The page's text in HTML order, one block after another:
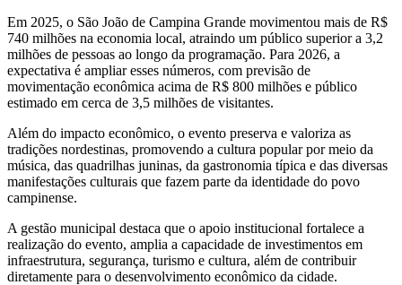
Em 2025, o São João de Campina Grande movimentou mais de R$
740 milhões na economia local, atraindo um público superior a 3,2
milhões de pessoas ao longo da programação. Para 2026, a
expectativa é ampliar esses números, com previsão de
movimentação econômica acima de R$ 800 milhões e público
estimado em cerca de 3,5 milhões de visitantes.
Além do impacto econômico, o evento preserva e valoriza as
tradições nordestinas, promovendo a cultura popular por meio da
música, das quadrilhas juninas, da gastronomia típica e das diversas
manifestações culturais que fazem parte da identidade do povo
campinense.
A gestão municipal destaca que o apoio institucional fortalece a
realização do evento, amplia a capacidade de investimentos em
infraestrutura, segurança, turismo e cultura, além de contribuir
diretamente para o desenvolvimento econômico da cidade.